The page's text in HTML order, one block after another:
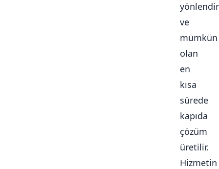
ve
mümkün
olan
en
kısa
sürede
kapıda
çözüm
üretilir.
Hizmetin